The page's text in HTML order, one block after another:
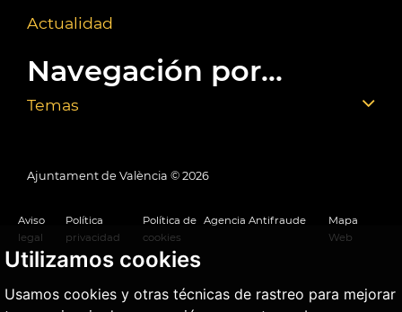
Utilizamos cookies
Usamos cookies y otras técnicas de rastreo para mejorar
Actualidad
Navegación por...
Temas
Ajuntament de València © 2026
Aviso
legal
Política
privacidad
Política de
cookies
Agencia Antifraude
Mapa
Web